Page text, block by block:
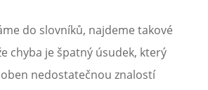
do slovníků, najdeme takové
chyba je špatný úsudek, který
nedostatečnou znalostí